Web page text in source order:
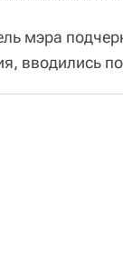
мэра
вводились